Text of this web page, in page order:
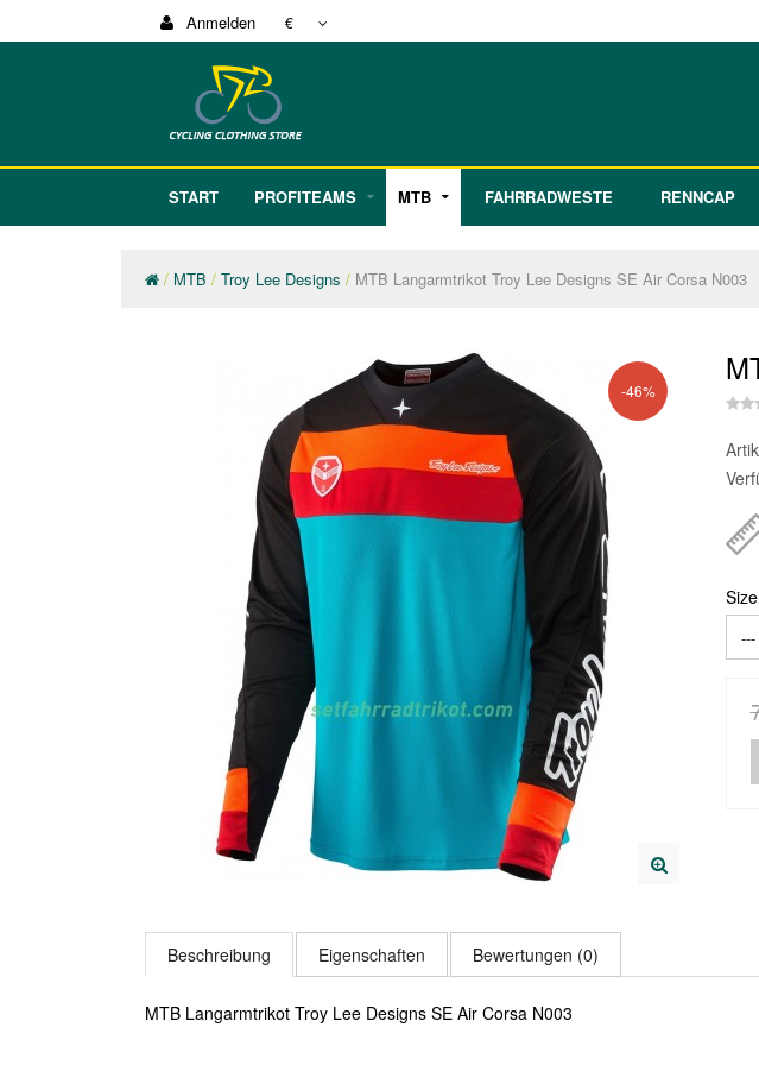
Anmelden €
START PROFITEAMS MTB FAHRRADWESTE RENNCAP
MTB Troy Lee Designs MTB Langarmtrikot Troy Lee Designs SE Air Corsa N003
-46%
Size
Beschreibung Eigenschaften Bewertungen (0)
MTB Langarmtrikot Troy Lee Designs SE Air Corsa N003